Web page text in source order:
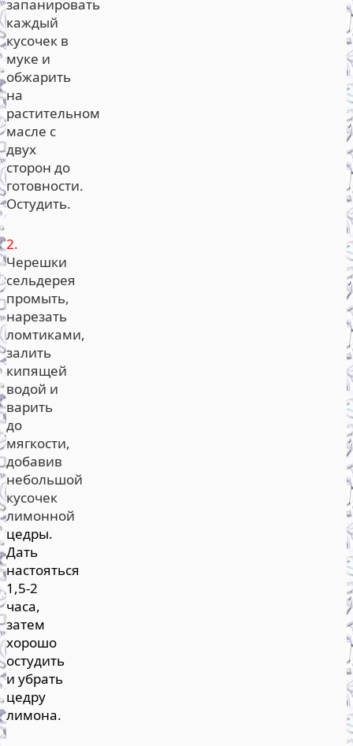
запанировать
каждый
кусочек в
муке и
обжарить
на
растительном
масле с
двух
сторон до
готовности.
Остудить.
2.
Черешки
сельдерея
промыть,
нарезать
ломтиками,
залить
кипящей
водой и
варить
до
мягкости,
добавив
небольшой
кусочек
лимонной
цедры.
Дать
настояться
1,5-2
часа,
затем
хорошо
остудить
и убрать
цедру
лимона.